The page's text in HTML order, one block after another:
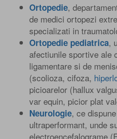
Ortopedie,
de medici ortopezi
specializati in
Ortopedie pediatrica,
afectiunile sportive ale
ligamentare si de
(scolioza, cifoza,
picioarelor (hallux
var equin, picior plat
Neurologie, ce
ultraperformant, unde
electroencefalograme